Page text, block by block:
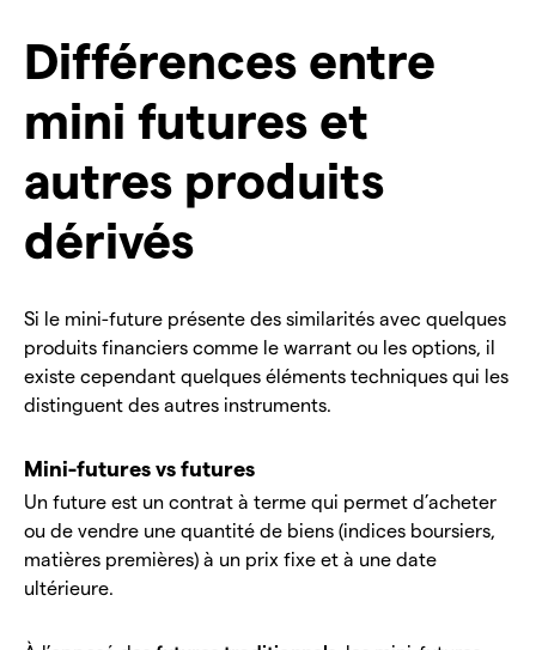
Différences entre
mini futures et
autres produits
dérivés
Si le mini-future présente des similarités avec quelques
produits financiers comme le warrant ou les options, il
existe cependant quelques éléments techniques qui les
distinguent des autres instruments.
Mini-futures vs futures
Un future est un contrat à terme qui permet d’acheter
ou de vendre une quantité de biens (indices boursiers,
matières premières) à un prix fixe et à une date
ultérieure.